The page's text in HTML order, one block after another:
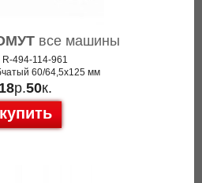
все машины
R-494-114-961
60/64,5x125 мм
18р.50к.
купить